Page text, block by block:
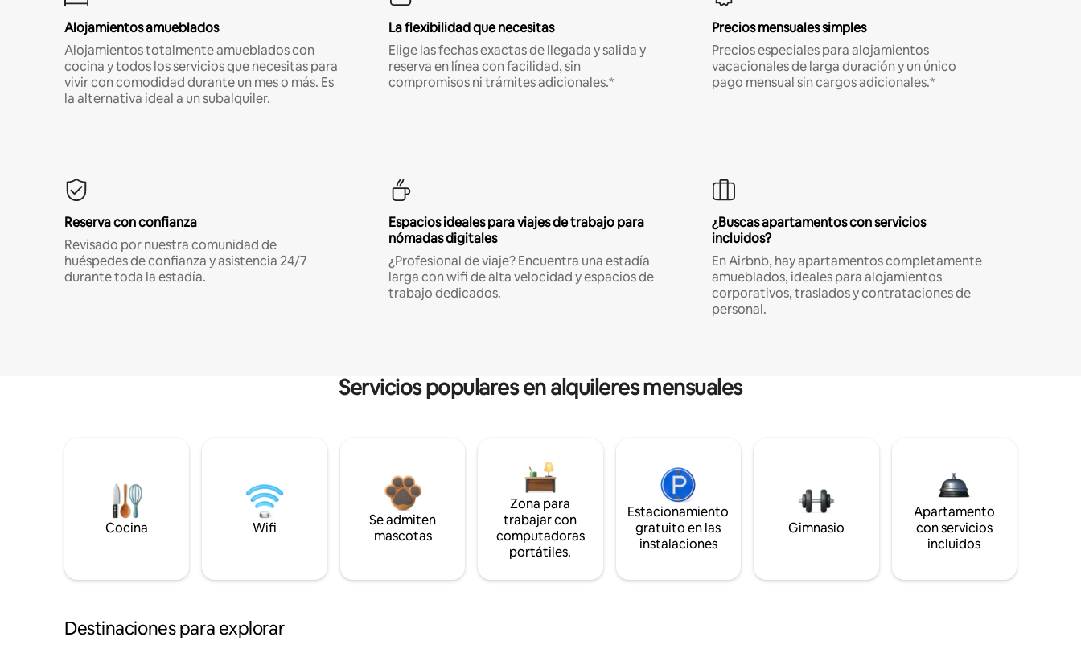
Alojamientos amueblados
Alojamientos totalmente amueblados con
cocina y todos los servicios que necesitas para
vivir con comodidad durante un mes o más. Es
la alternativa ideal a un subalquiler.
La flexibilidad que necesitas
Elige las fechas exactas de llegada y salida y
reserva en línea con facilidad, sin
compromisos ni trámites adicionales.*
Precios mensuales simples
Precios especiales para alojamientos
vacacionales de larga duración y un único
pago mensual sin cargos adicionales.*
Reserva con confianza
Revisado por nuestra comunidad de
huéspedes de confianza y asistencia 24/7
durante toda la estadía.
Espacios ideales para viajes de trabajo para
nómadas digitales
¿Profesional de viaje? Encuentra una estadía
larga con wifi de alta velocidad y espacios de
trabajo dedicados.
¿Buscas apartamentos con servicios
incluidos?
En Airbnb, hay apartamentos completamente
amueblados, ideales para alojamientos
corporativos, traslados y contrataciones de
personal.
Servicios populares en alquileres mensuales
Cocina Wifi
Se admiten
mascotas
Zona para
trabajar con
computadoras
portátiles.
Estacionamiento
gratuito en las
instalaciones
Gimnasio
Apartamento
con servicios
incluidos
Destinaciones para explorar